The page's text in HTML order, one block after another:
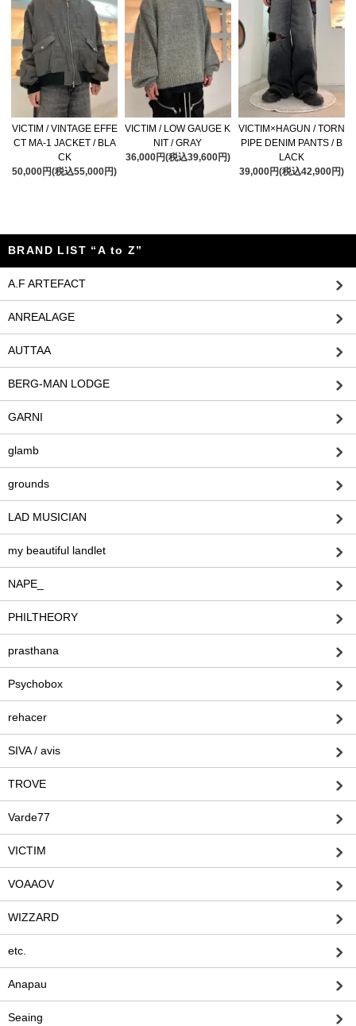
VICTIM / VINTAGE EFFE
CT MA-1 JACKET / BLA
CK
50,000円(税込55,000円)
VICTIM / LOW GAUGE K
NIT / GRAY
36,000円(税込39,600円)
VICTIM×HAGUN / TORN
PIPE DENIM PANTS / B
LACK
39,000円(税込42,900円)
BRAND LIST “A to Z”
A.F ARTEFACT
ANREALAGE
AUTTAA
BERG-MAN LODGE
GARNI
glamb
grounds
LAD MUSICIAN
my beautiful landlet
NAPE_
PHILTHEORY
prasthana
Psychobox
rehacer
SIVA / avis
TROVE
Varde77
VICTIM
VOAAOV
WIZZARD
etc.
Anapau
Seaing